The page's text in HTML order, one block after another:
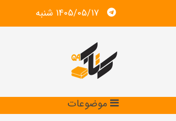
1405/05/17 شنبه
موضوعات